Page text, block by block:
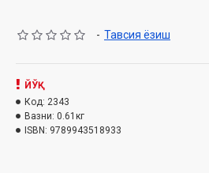
Ҳажми:640 бет
Муқоваси:
- Тавсия ёзиш
ЙЎҚ
Код: 2343
Вазни: 0.61кг
ISBN: 9789943518933